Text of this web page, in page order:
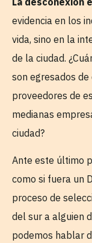
evidencia en los
vida, sino en la
de la ciudad.
son egresados
proveedores de
medianas
ciudad?
Ante este último
como si fuera un
proceso de
del sur a alguien
podemos hablar